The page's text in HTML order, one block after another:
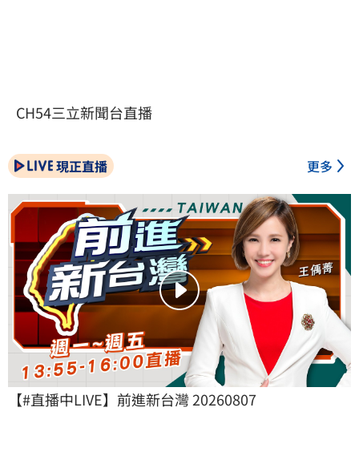
CH54三立新聞台直播
現正直播 更多
【#直播中LIVE】前進新台灣 20260807